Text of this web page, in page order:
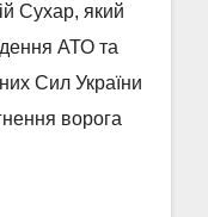
Сухар, який
АТО та
Сил України
ворога